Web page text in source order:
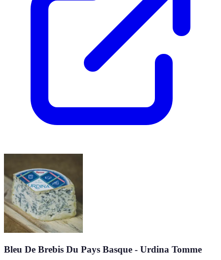
Bleu De Brebis Du Pays Basque - Urdina Tomme